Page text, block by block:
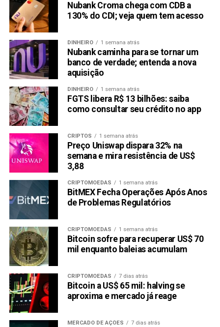
Nubank Croma chega com CDB a
130% do CDI; veja quem tem acesso
DINHEIRO 1 semana atrás
Nubank caminha para se tornar um
banco de verdade; entenda a nova
aquisição
DINHEIRO 1 semana atrás
FGTS libera R$ 13 bilhões: saiba
como consultar seu crédito no app
CRIPTOS 1 semana atrás
Preço Uniswap dispara 32% na
semana e mira resistência de US$
3,88
CRIPTOMOEDAS 1 semana atrás
BitMEX Fecha Operações Após Anos
de Problemas Regulatórios
CRIPTOMOEDAS 1 semana atrás
Bitcoin sofre para recuperar US$ 70
mil enquanto baleias acumulam
CRIPTOMOEDAS 7 dias atrás
Bitcoin a US$ 65 mil: halving se
aproxima e mercado já reage
MERCADO DE AÇÕES 7 dias atrás